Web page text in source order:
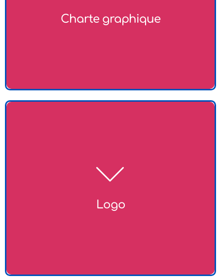
Charte graphique​
reconnaissance de votre marque.
Logo​
Conception de logos uniques et mémorables qui
capturent l'essence de votre entreprise. Un bon logo